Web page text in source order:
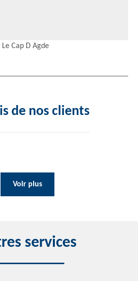
Cap D Agde
de nos clients
Voir plus
services